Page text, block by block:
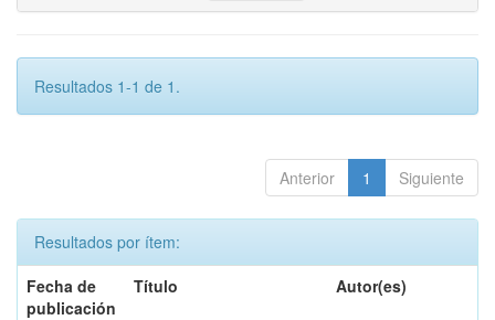
Resultados 1-1 de 1.
Anterior 1 Siguiente
Resultados por ítem:
Fecha de
publicación
Título Autor(es)